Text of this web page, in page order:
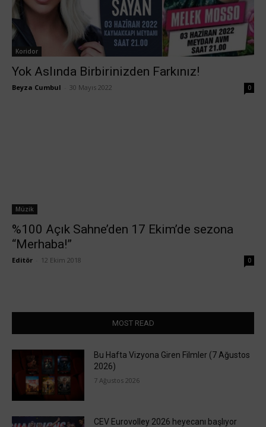
Koridor
Yok Aslında Birbirinizden Farkınız!
Beyza Cumbul 30 Mayıs 2022 0
Müzik
%100 Açık Sahne’den 17 Ekim’de sezona
“Merhaba!”
Editör 12 Ekim 2018 0
MOST READ
Bu Hafta Vizyona Giren Filmler (7 Ağustos
2026)
7 Ağustos 2026
CEV Eurovolley 2026 heyecanı başlıyor